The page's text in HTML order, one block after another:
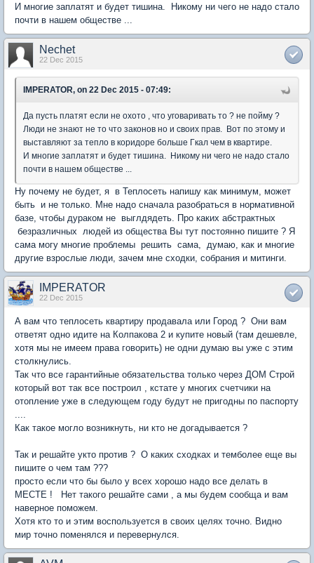
И многие заплатят и будет тишина. Никому ни чего не надо стало
почти в нашем обществе ...
Nechet
22 Dec 2015
IMPERATOR, on 22 Dec 2015 - 07:49:
Да пусть платят если не охото , что уговаривать то ? не пойму ?
Люди не знают не то что законов но и своих прав. Вот по этому и
выставляют за тепло в коридоре больше Гкал чем в квартире.
И многие заплатят и будет тишина. Никому ни чего не надо стало
почти в нашем обществе ...
Ну почему не будет, я в Теплосеть напишу как минимум, может
быть и не только. Мне надо сначала разобраться в нормативной
базе, чтобы дураком не выглдядеть. Про каких абстрактных
безразличных людей из общества Вы тут постоянно пишите ? Я
сама могу многие проблемы решить сама, думаю, как и многие
другие взрослые люди, зачем мне сходки, собрания и митинги.
IMPERATOR
22 Dec 2015
А вам что теплосеть квартиру продавала или Город ? Они вам
ответят одно идите на Колпакова 2 и купите новый (там дешевле,
хотя мы не имеем права говорить) не одни думаю вы уже с этим
столкнулись.
Так что все гарантийные обязательства только через ДОМ Строй
который вот так все построил , кстате у многих счетчики на
отопление уже в следующем году будут не пригодны по паспорту
....
Как такое могло возникнуть, ни кто не догадывается ?
Так и решайте укто против ? О каких сходках и темболее еще вы
пишите о чем там ???
просто если что бы было у всех хорошо надо все делать в
МЕСТЕ ! Нет такого решайте сами , а мы будем сообща и вам
наверное поможем.
Хотя кто то и этим воспользуется в своих целях точно. Видно
мир точно поменялся и перевернулся.